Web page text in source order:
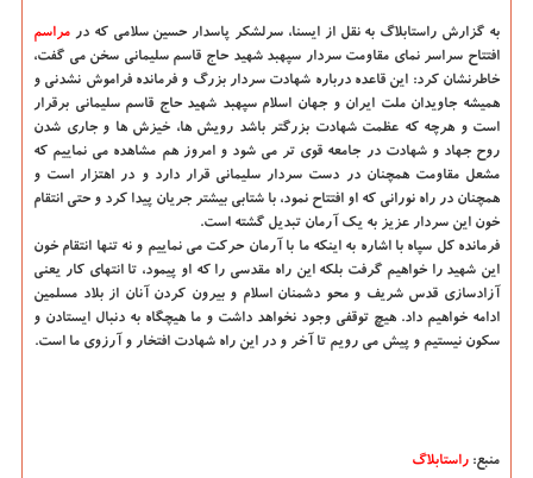
به گزارش راستابلاگ به نقل از ایسنا، سرلشکر پاسدار حسین سلامی که در مراسم
افتتاح سراسر نمای مقاومت سردار سپهبد شهید حاج قاسم سلیمانی سخن می گفت،
خاطرنشان کرد: این قاعده درباره شهادت سردار بزرگ و فرمانده فراموش نشدنی و
همیشه جاویدان ملت ایران و جهان اسلام سپهبد شهید حاج قاسم سلیمانی برقرار
است و هرچه که عظمت شهادت بزرگتر باشد رویش ها، خیزش ها و جاری شدن
روح جهاد و شهادت در جامعه قوی تر می شود و امروز هم مشاهده می نماییم که
مشعل مقاومت همچنان در دست سردار سلیمانی قرار دارد و در اهتزار است و
همچنان در راه نورانی که او افتتاح نمود، با شتابی بیشتر جریان پیدا کرد و حتی انتقام
خون این سردار عزیز به یک آرمان تبدیل گشته است.
فرمانده کل سپاه با اشاره به اینکه ما با آرمان حرکت می نماییم و نه تنها انتقام خون
این شهید را خواهیم گرفت بلکه این راه مقدسی را که او پیمود، تا انتهای کار یعنی
آزادسازی قدس شریف و محو دشمنان اسلام و بیرون کردن آنان از بلاد مسلمین
ادامه خواهیم داد. هیچ توقفی وجود نخواهد داشت و ما هیچگاه به دنبال ایستادن و
سکون نیستیم و پیش می رویم تا آخر و در این راه شهادت افتخار و آرزوی ما است.
منبع: راستابلاگ